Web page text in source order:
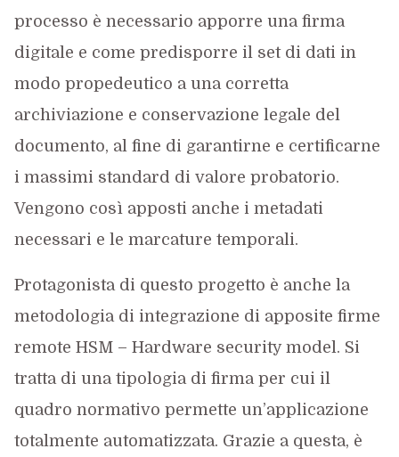
processo è necessario apporre una firma
digitale e come predisporre il set di dati in
modo propedeutico a una corretta
archiviazione e conservazione legale del
documento, al fine di garantirne e certificarne
i massimi standard di valore probatorio.
Vengono così apposti anche i metadati
necessari e le marcature temporali.
Protagonista di questo progetto è anche la
metodologia di integrazione di apposite firme
remote HSM – Hardware security model. Si
tratta di una tipologia di firma per cui il
quadro normativo permette un’applicazione
totalmente automatizzata. Grazie a questa, è